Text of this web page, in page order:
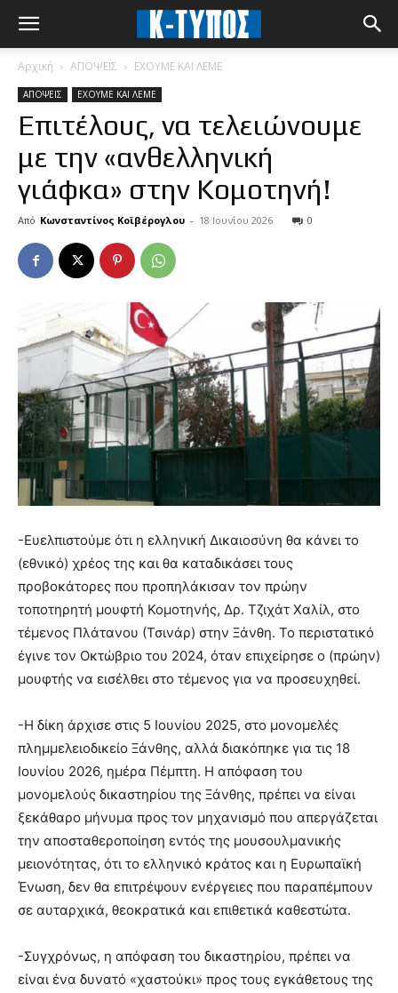
Αρχική ΑΠΟΨΕΙΣ ΕΧΟΥΜΕ ΚΑΙ ΛΕΜΕ
ΑΠΟΨΕΙΣ ΕΧΟΥΜΕ ΚΑΙ ΛΕΜΕ
Επιτέλους, να τελειώνουμε
με την «ανθελληνική
γιάφκα» στην Κομοτηνή!
Από Κωνσταντίνος Κοϊβέρογλου - 18 Ιουνίου 2026 0
-Ευελπιστούμε ότι η ελληνική Δικαιοσύνη θα κάνει το
(εθνικό) χρέος της και θα καταδικάσει τους
προβοκάτορες που προπηλάκισαν τον πρώην
τοποτηρητή μουφτή Κομοτηνής, Δρ. Τζιχάτ Χαλίλ, στο
τέμενος Πλάτανου (Τσινάρ) στην Ξάνθη. Το περιστατικό
έγινε τον Οκτώβριο του 2024, όταν επιχείρησε ο (πρώην)
μουφτής να εισέλθει στο τέμενος για να προσευχηθεί.
-Η δίκη άρχισε στις 5 Ιουνίου 2025, στο μονομελές
πλημμελειοδικείο Ξάνθης, αλλά διακόπηκε για τις 18
Ιουνίου 2026, ημέρα Πέμπτη. Η απόφαση του
μονομελούς δικαστηρίου της Ξάνθης, πρέπει να είναι
ξεκάθαρο μήνυμα προς τον μηχανισμό που απεργάζεται
την αποσταθεροποίηση εντός της μουσουλμανικής
μειονότητας, ότι το ελληνικό κράτος και η Ευρωπαϊκή
Ένωση, δεν θα επιτρέψουν ενέργειες που παραπέμπουν
σε αυταρχικά, θεοκρατικά και επιθετικά καθεστώτα.
-Συγχρόνως, η απόφαση του δικαστηρίου, πρέπει να
είναι ένα δυνατό «χαστούκι» προς τους εγκάθετους της